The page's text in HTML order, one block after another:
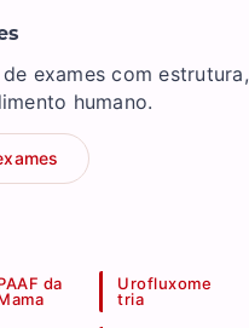
exames com estrutura,
humano.
da
Urofluxome
tria